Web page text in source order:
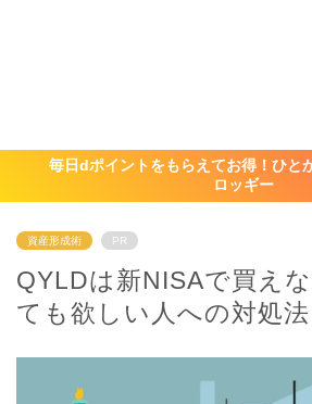
毎日dポイントをもらえてお得！ひと
ロッギー
資産形成術 PR
QYLDは新NISAで買え
ても欲しい人への対処法